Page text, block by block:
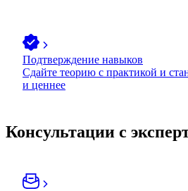
Подтверждение навыков
Сдайте теорию с практикой и
и ценнее
Консультации с